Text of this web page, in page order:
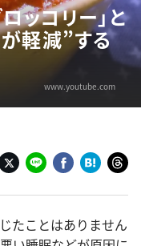
ッコリー」と
軽減”する
www.youtube.com
たことはありません